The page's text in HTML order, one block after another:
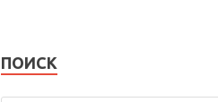
ПОИСК